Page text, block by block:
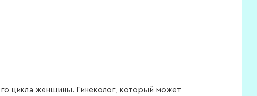
цикла женщины. Гинеколог, который может